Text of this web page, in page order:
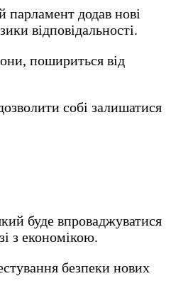
парламент додав нові
відповідальності.
пошириться від
собі залишатися
буде впроваджуватися
з економікою.
безпеки нових